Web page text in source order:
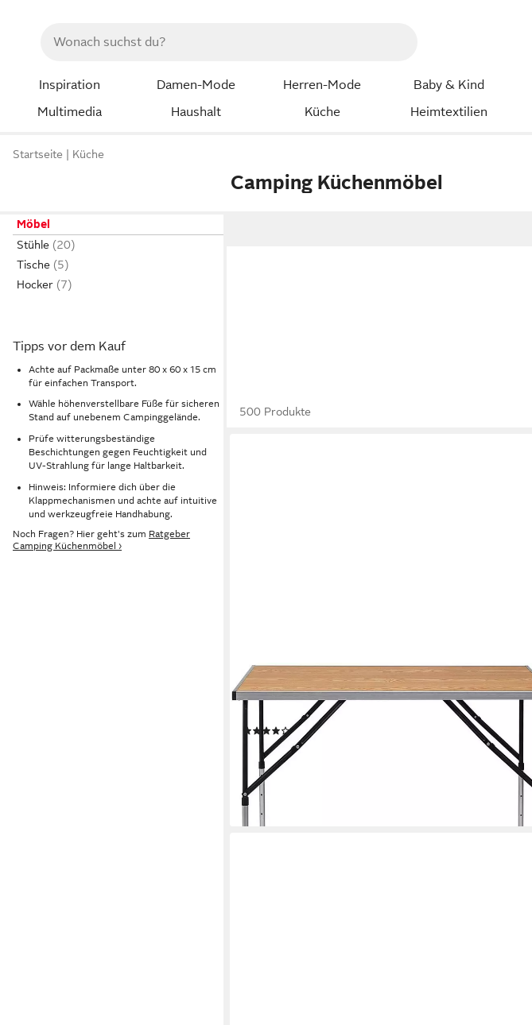
Inspiration Damen-Mode Herren-Mode Baby & Kind
Multimedia
Haushalt Küche Heimtextilien
Startseite Küche
Camping Küchenmöbel
Möbel
Stühle
Tische
Hocker
Tipps vor dem Kauf
Achte auf Packmaße unter 80 x 60 x 15 cm
für einfachen Transport.
Wähle höhenverstellbare Füße für sicheren
Stand auf unebenem Campinggelände.
Prüfe witterungsbeständige
Beschichtungen gegen Feuchtigkeit und
UV-Strahlung für lange Haltbarkeit.
Hinweis: Informiere dich über die
Klappmechanismen und achte auf intuitive
und werkzeugfreie Handhabung.
Noch Fragen? Hier geht's zum Ratgeber
Camping Küchenmöbel ›
500 Produkte
EUGAD
Campingtisch (1-St), höhenverstellbar klappbar aus MDF,
Aluminium Stahl
(9)
29,99 € UVP
-45%
lieferbar - in 3-4 Werktagen bei dir